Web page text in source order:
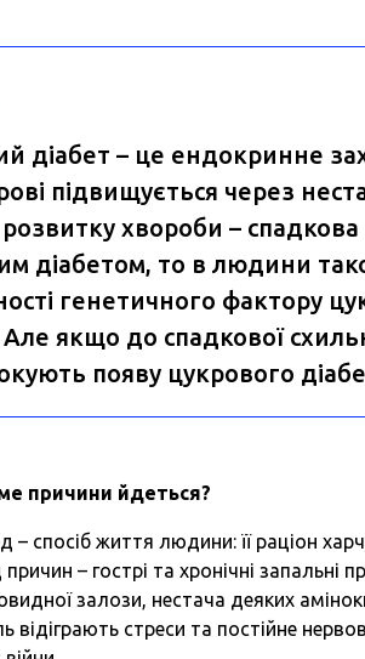
діабет – це ендокринне
підвищується через
хвороби –
діабетом, то в людини
генетичного фактору
якщо до спадкової
появу цукрового
причини йдеться?
– спосіб життя людини: її раціон
– гострі та хронічні запальні
залози, нестача деяких
відіграють стреси та постійне